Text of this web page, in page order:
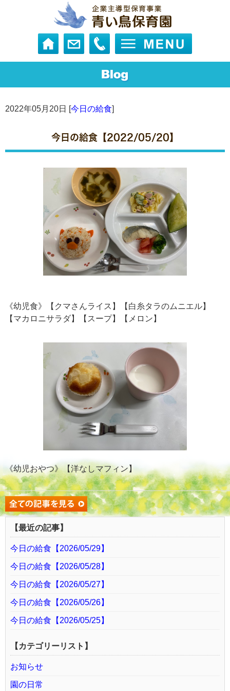
2022年05月20日 [今日の給食]
今日の給食【2022/05/20】
《幼児食》【クマさんライス】【白糸タラのムニエル】
【マカロニサラダ】【スープ】【メロン】
《幼児おやつ》【洋なしマフィン】
【最近の記事】
今日の給食【2026/05/29】
今日の給食【2026/05/28】
今日の給食【2026/05/27】
今日の給食【2026/05/26】
今日の給食【2026/05/25】
【カテゴリーリスト】
お知らせ
園の日常